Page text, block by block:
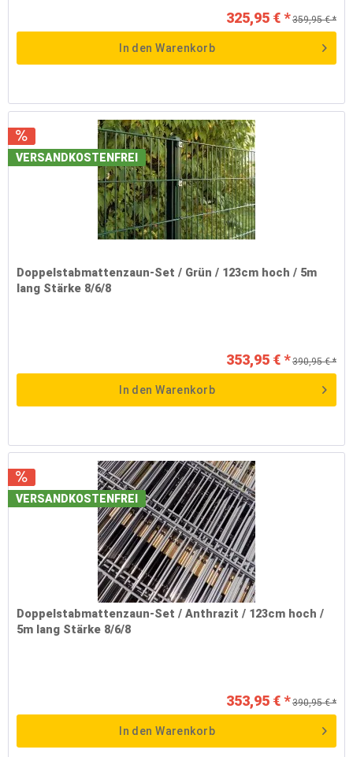
325,95 € * 359,95 € *
In den Warenkorb
VERSANDKOSTENFREI
Doppelstabmattenzaun-Set / Grün / 123cm hoch / 5m
lang Stärke 8/6/8
353,95 € * 390,95 € *
In den Warenkorb
VERSANDKOSTENFREI
Doppelstabmattenzaun-Set / Anthrazit / 123cm hoch /
5m lang Stärke 8/6/8
353,95 € * 390,95 € *
In den Warenkorb